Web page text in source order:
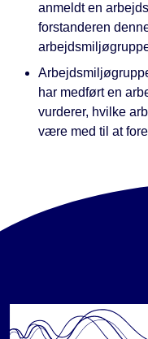
anmeldt en
forstanderen
har medført en
vurderer, hvilke
være med til at